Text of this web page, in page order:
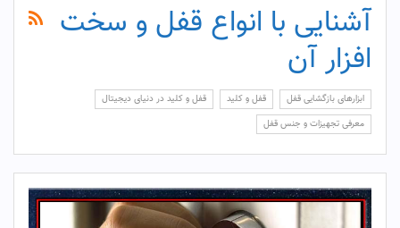
آشنایی با انواع قفل و سخت
افزار آن
ابزارهای بازگشایی قفل قفل و کلید
قفل و کلید در دنیای دیجیتال
معرفی تجهیزات و جنس قفل